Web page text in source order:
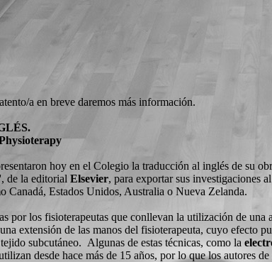
a en breve daremos más información.
hoy en el Colegio la traducción al inglés de su
de la editorial Elsevier, para exportar sus investigaciones
Canadá, Estados Unidos, Australia o Nueva Zelanda.
por los fisioterapeutas que conllevan la utilización de una
extensión de las manos del fisioterapeuta, cuyo efecto
subcutáneo. Algunas de estas técnicas, como la
desde hace más de 15 años, por lo que los autores